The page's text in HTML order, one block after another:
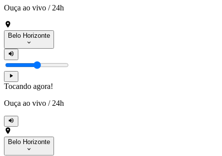
Ouça ao vivo / 24h
Belo Horizonte
Tocando agora!
Ouça ao vivo / 24h
Belo Horizonte